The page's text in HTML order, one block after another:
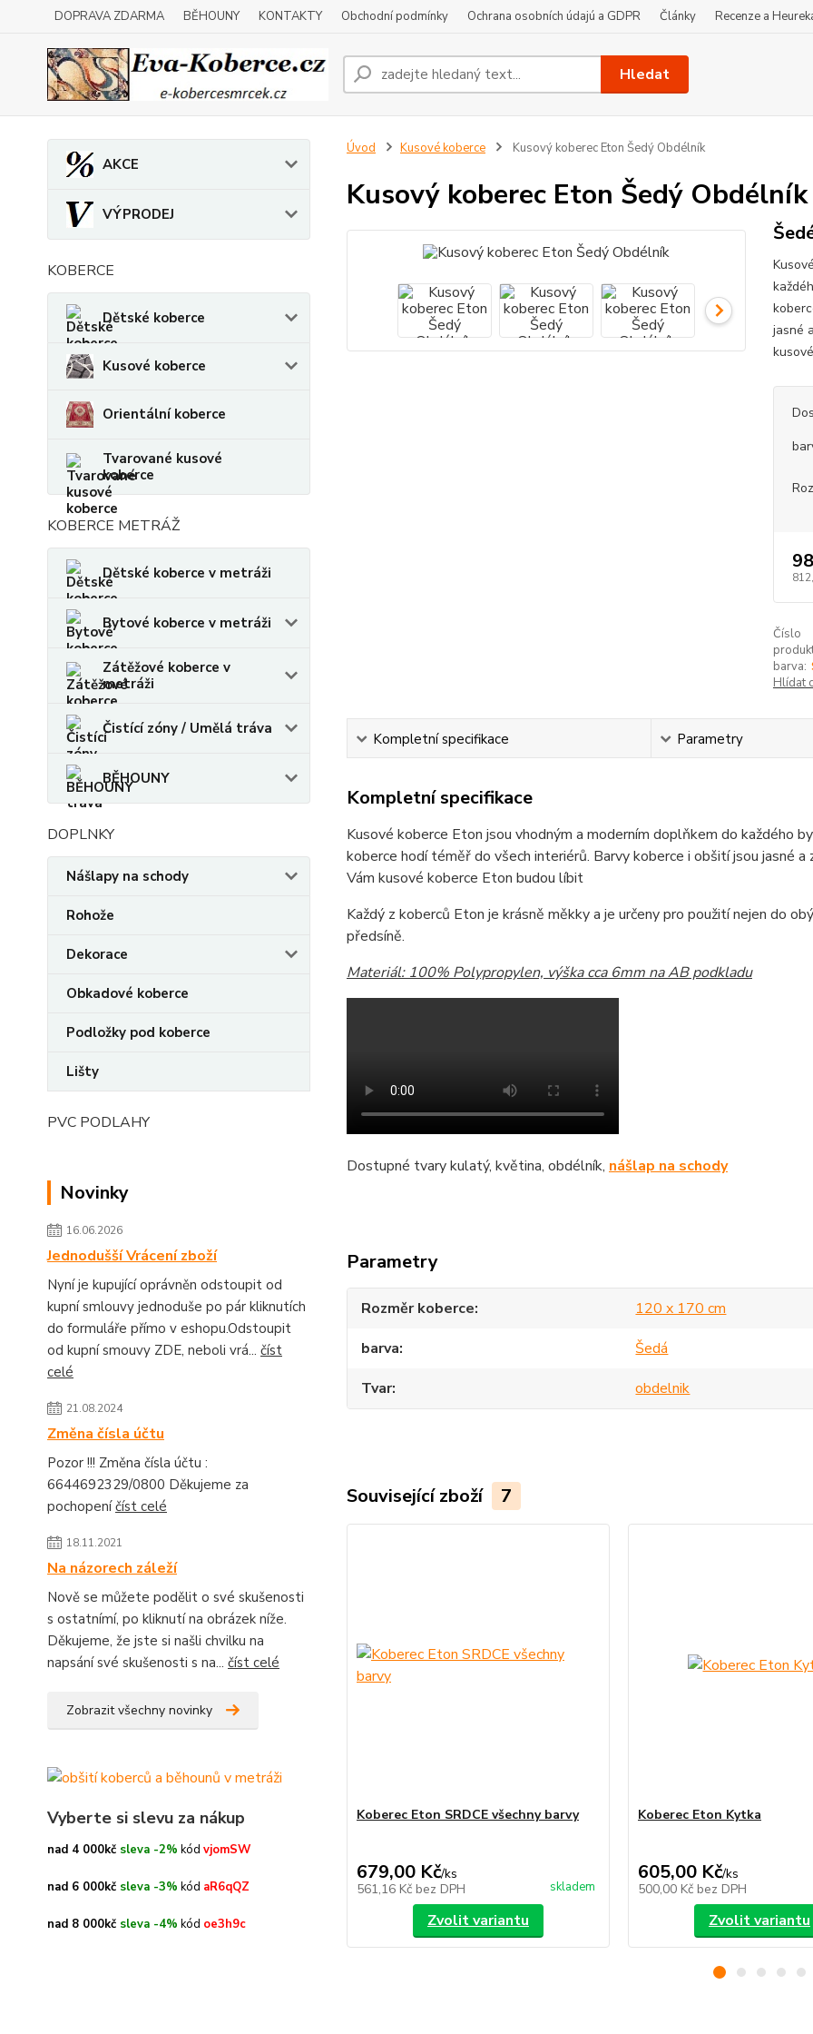
DOPRAVA ZDARMA BĚHOUNY KONTAKTY Obchodní podmínky Ochrana osobních údajú a GDPR Články Recenze a
Hledat
AKCE
VÝPRODEJ
KOBERCE
Dětské koberce
Kusové koberce
Orientální koberce
Tvarované kusové
koberce
KOBERCE METRÁŽ
Dětské koberce v metráži
Bytové koberce v metráži
Zátěžové koberce v
metráži
Čistící zóny / Umělá tráva
BĚHOUNY
DOPLNKY
Nášlapy na schody
Rohože
Dekorace
Obkadové koberce
Podložky pod koberce
Lišty
PVC PODLAHY
Novinky
16.06.2026
Jednodušší Vrácení zboží
Nyní je kupující oprávněn odstoupit od
kupní smlouvy jednoduše po pár kliknutích
do formuláře přímo v eshopu.Odstoupit
od kupní smouvy ZDE, neboli vrá... číst
celé
21.08.2024
Změna čísla účtu
Pozor !!! Změna čísla účtu :
6644692329/0800 Děkujeme za
pochopeníčíst celé
18.11.2021
Na názorech záleží
Nově se můžete podělit o své skušenosti
s ostatnímí, po kliknutí na obrázek níže.
Děkujeme, že jste si našli chvilku na
napsání své skušenosti s na... číst celé
Zobrazit všechny novinky
Vyberte si slevu za nákup
nad 4 000kč sleva -2% kód vjomSW
nad 6 000kč sleva -3% kód aR6qQZ
nad 8 000kč sleva -4% kód oe3h9c
Úvod Kusové koberce Kusový koberec Eton Šedý Obdélník
Kusový koberec Eton Šedý Obdélník
jasné
Číslo
barva:
Hlídat
Kompletní specifikace Parametry
Kompletní specifikace
Kusové koberce Eton jsou vhodným a moderním doplňkem do každého
koberce hodí téměř do všech interiérů. Barvy koberce i obšití jsou jasné
Vám kusové koberce Eton budou líbit
Každý z koberců Eton je krásně měkky a je určeny pro použití nejen do
předsíně.
Materiál: 100% Polypropylen, výška cca 6mm na AB podkladu
Dostupné tvary kulatý, květina, obdélník, nášlap na schody
Parametry
Rozměr koberce
120 x 170 cm
barva
Šedá
Tvar
obdelnik
Související zboží 7
Koberec Eton SRDCE všechny barvy
679,00 Kč/ks
561,16 Kč bez DPH skladem
Zvolit variantu
Koberec Eton Kytka
605,00 Kč/ks
500,00 Kč bez DPH
Zvolit variantu